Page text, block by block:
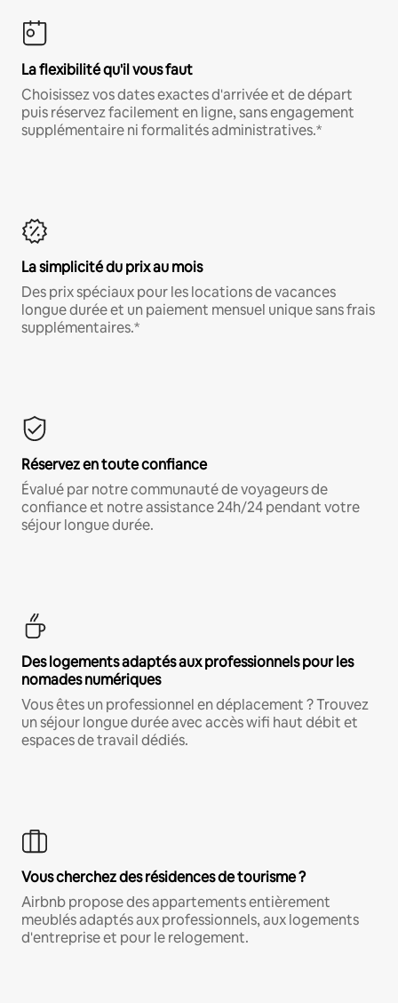
La flexibilité qu'il vous faut
Choisissez vos dates exactes d'arrivée et de départ
puis réservez facilement en ligne, sans engagement
supplémentaire ni formalités administratives.*
La simplicité du prix au mois
Des prix spéciaux pour les locations de vacances
longue durée et un paiement mensuel unique sans frais
supplémentaires.*
Réservez en toute confiance
Évalué par notre communauté de voyageurs de
confiance et notre assistance 24h/24 pendant votre
séjour longue durée.
Des logements adaptés aux professionnels pour les
nomades numériques
Vous êtes un professionnel en déplacement ? Trouvez
un séjour longue durée avec accès wifi haut débit et
espaces de travail dédiés.
Vous cherchez des résidences de tourisme ?
Airbnb propose des appartements entièrement
meublés adaptés aux professionnels, aux logements
d'entreprise et pour le relogement.